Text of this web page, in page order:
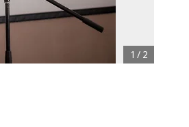
1 / 2